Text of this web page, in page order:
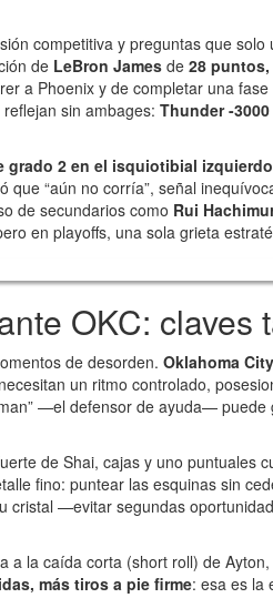
competitiva y preguntas que
de LeBron James de 28
a Phoenix y de completar una
sin ambages: Thunder -3000
grado 2 en el isquiotibial izquierdo
“aún no corría”, señal
de secundarios como Rui
en playoffs, una sola grieta
OKC: claves
de desorden. Oklahoma City
un ritmo controlado,
—el defensor de ayuda—
de Shai, cajas y uno puntuales
fino: puntear las esquinas sin
cristal —evitar segundas
la caída corta (short roll) de
más tiros a pie firme: esa es la